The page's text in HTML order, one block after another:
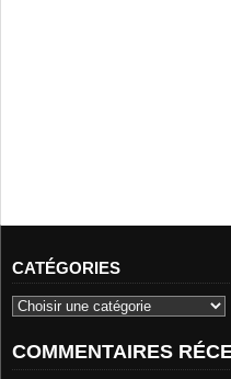
CATÉGORIES
COMMENTAIRES